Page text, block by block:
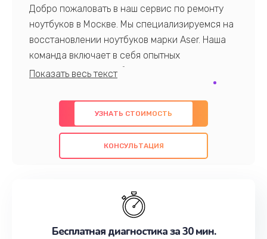
Добро пожаловать в наш сервис по ремонту
ноутбуков в Москве. Мы специализируемся на
восстановлении ноутбуков марки Aser. Наша
команда включает в себя опытных
профессионалов с обширными знаниями и
многолетним опытом в данной области. Мы
предлагаем быстрый и качественный ремонт с
использованием оригинальных компонентов, а
также гарантируем качество всех
проведенных работ. Наша цель - предоставить
наилучшим образом. Не медлите записаться на
УЗНАТЬ СТОИМОСТЬ
КОНСУЛЬТАЦИЯ
Бесплатная диагностика за 30 мин.